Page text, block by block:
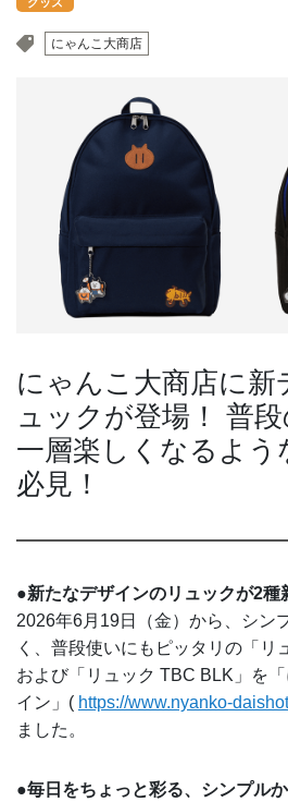
にゃんこ大商店
にゃんこ大商店に新
ュックが登場！ 普
一層楽しくなるよう
必見！
●新たなデザインのリュックが2種
2026年6月19日（金）から、シン
く、普段使いにもピッタリの「リ
および「リュック TBC BLK」を
イン」( https://www.nyanko-
ました。
●毎日をちょっと彩る、シンプル